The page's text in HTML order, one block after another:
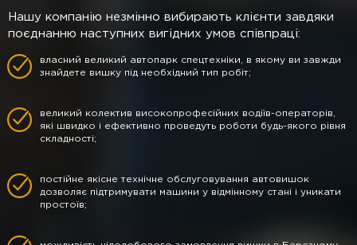
Нашу компанію незмінно вибирають клієнти завдяки
поєднанню наступних вигідних умов співпраці:
власний великий автопарк спецтехніки, в якому ви завжди
знайдете вишку під необхідний тип робіт;
великий колектив високопрофесійних водіїв-операторів,
які швидко і ефективно проведуть роботи будь-якого рівня
складності;
постійне якісне технічне обслуговування автовишок
дозволяє підтримувати машини у відмінному стані і уникати
простоїв;